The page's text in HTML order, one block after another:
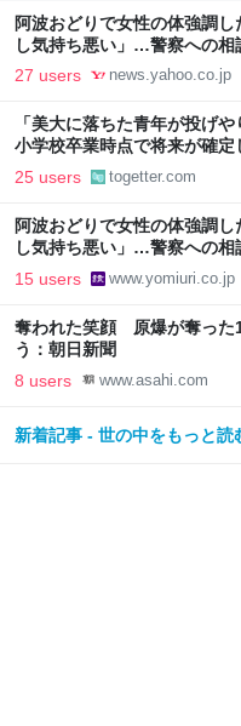
阿波おどりで女性の体強調
し気持ち悪い」…警察への相
Yahoo!ニュース
27 users news.yahoo.co.jp
「美大に落ちた青年が投げ
小学校卒業時点で将来が確定
25 users togetter.com
阿波おどりで女性の体強調
し気持ち悪い」…警察への相
15 users www.yomiuri.co.jp
奪われた笑顔 原爆が奪った
う：朝日新聞
8 users www.asahi.com
新着記事 - 世の中をもっと読